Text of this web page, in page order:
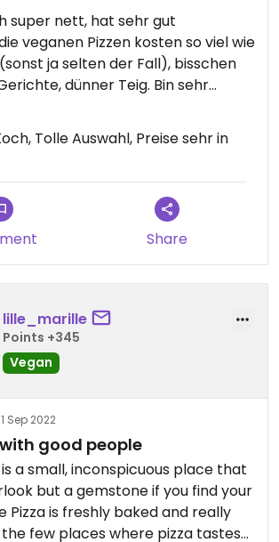
super nett, hat sehr gut
veganen Pizzen kosten so viel wie
ja selten der Fall), bisschen
dünner Teig. Bin sehr
Tolle Auswahl, Preise sehr in
Share
lille_marille
Points +345
Vegan
Sep 2022
good people
is a small, inconspicuous place that
but a gemstone if you find your
Pizza is freshly baked and really
few places where pizza tastes